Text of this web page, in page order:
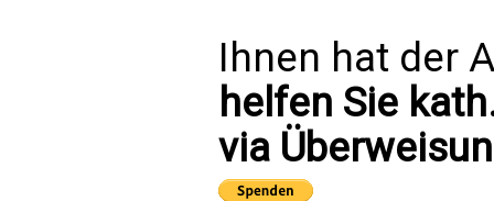
Ihnen hat der
helfen Sie
via